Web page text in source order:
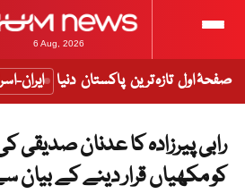
6 Aug, 2026
صفحۂ اول تازہ ترین پاکستان دنیا ایران-
رابی پیرزادہ کا عدنان
کو مکھیاں قرار دینے کے بیان